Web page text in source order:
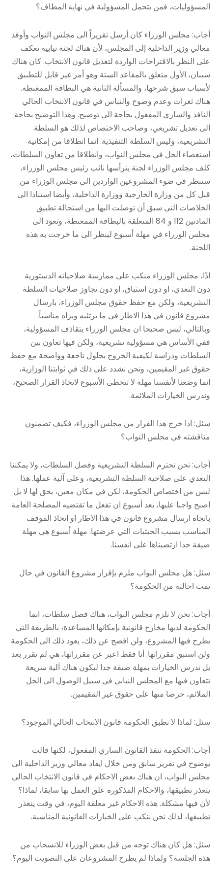
المسؤوليات، فمن يتحمل المسؤولية في نهاية المطاف؟
أجاب: مجلس الوزراء كان أرسل تقريراً الى مجلس النواب وأوفد
معالي وزير الداخلية إلى المجلس، لأن هناك لجنة نيابية تعكف
على النظر بالاقتراحات الواردة لتعديل قانون الانتخاب. كان هناك
سببان، الأول متعلق بالمقاعد الستة وهو أمر غير قابل للتطبيق
لأسباب سبق شرحها، والمسألة الثانية هي البطاقة الممغنطة.
هناك ثغرات وعدم وضوح والتباس في قانون الانتخاب الحالي
النافذ والساري المفعول بحاجة الى توضيح. وهذا التوضيح بحاجة
الى تعديل تشريعي، وصاحب الاختصاص لذلك هو السلطة
التشريعية، وليس السلطة التنفيذية. انما انطلاقا من إمكانية
استعصاء الحل في مجلس النواب، وانطلاقا من تعاون السلطات،
كلف مجلس الوزراء لجنة يترأسها نائب رئيس مجلس الوزراء،
ستنظر في ضوء المشروعين الواردين الى مجلس الوزراء من
قبل كل من وزارة الخارجية ووزارة الداخلية، وأيضا استنادا الى
الخلاصات التي سبق أن توصلت اليها من استحالة تطبيق
المادتين 112 و 84 المتعلقة بالبطاقة الممغنطة، وتعود الى
مجلس الوزراء في مهلة أسبوع لينظر الى ما خرجت به هذه
اللجنة.
اذًا، مجلس الوزراء منكب على ممارسة صلاحياته الدستورية
دون التعدي، او دون استباق، او دون تجاوز صلاحيات السلطة
التشريعية، ولكن مع حفظ حقوق مجلس الوزراء، بارسال
مشروع قانون في هذا الاطار في ما يرتئيه ويراه مناسباً.
وبالتالي، ليس صحيحا ان مجلس الوزراء يتقاذف المسؤولية،
ففي الأساس هي مسؤولية تشريعية، ولكن فيها تعاون بين
السلطات ودراسة لكيفية الخروج بحلول ناجعة وواضحة مع حفظ
حقوق غير المقيمين، ونحن نشدد على ذلك في ثوابتنا الوزارية،
انما وضعنا لأنفسنا مهلة لا تتخطى الأسبوع لاتخاذ القرار الصحيح،
وندرس الخيارات الملائمة.
سئل: اذا خرج هذا القرار من مجلس الوزراء، فكيف تضمنون
مناقشته في مجلس النواب؟
أجاب: نحن نحترم السلطة التشريعية وفصل السلطات، ولا يمكننا
التعدي على صلاحية السلطة التشريعية، وعلى آلية عملها. هذا
ليس من اختصاص الحكومة، لكن في مكان معين، يحق لها لا بل
اصبح واجبا عليها، بعد أسبوع ان تفعل ما تقتضيه المصلحة العامة
باتجاه ارسال مشروع قانون في هذا الاطار او اتخاذ الموقف
المناسب بسبب الحيثيات التي عرضتها. مهلة أسبوع هي مهلة
ضيقة جدا ارتضيناها على انفسنا.
سئل: هل مجلس النواب ملزم بإقرار مشروع القانون في حال
تمت احالته من الحكومة؟
أجاب: نحن لا نلزم مجلس النواب، هناك فصل سلطات، انما
الحكومة لديها مخارج قانونية بإمكانها المساعدة، بالطريقة التي
يطرح فيها المشروع، ولن افصح عن ذلك، يعود ذلك الى الحكومة
ولن استبق مقرراتها. أنا فقط اعبر عن مقرراتها، هي لم تقرر بعد
بل تدرس الخيارات بمهلة ضيقة جدا ليكون هناك آلية سريعة
تتعاون فيها مع المجلس النيابي في سبيل الوصول الى الحل
الملائم، حرصا منها على حقوق غير المقيمين.
سئل: لماذا لا تطبق الحكومة قانون الانتخاب الحالي الموجود؟
أجاب: الحكومة تنفذ القانون الساري المفعول، لكنها قالت
بوضوح في تقرير سابق ومن خلال ايفاد معالي وزير الداخلية الى
مجلس النواب، ان هناك بعض الاحكام في قانون الانتخاب الحالي
يتعذر تطبيقها، والاحكام المذكورة علق العمل بها سابقا، لماذا؟
لأن فيها مشكلة. هذه الاحكام غير معلقة اليوم، في وقت يتعذر
تطبيقها، لذلك نحن ننكب على الخيارات القانونية المناسبة.
سئل: هل كان هناك توجه من قبل بعض الوزراء للانسحاب من
هذه الجلسة؟ ولماذا لم يطرح المشروعان على التصويت اليوم؟